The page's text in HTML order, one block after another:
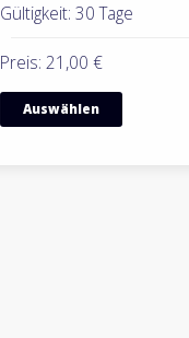
Gültigkeit: 30 Tage
Preis: 21,00 €
Auswählen